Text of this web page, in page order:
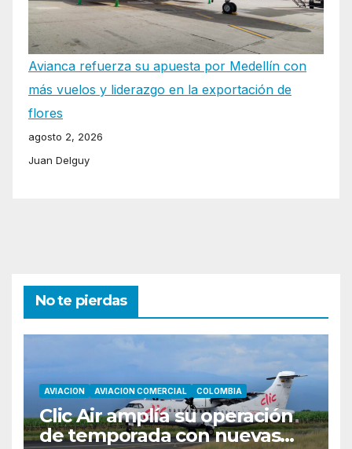
Avianca refuerza su apuesta por Medellín con
más vuelos y liderazgo en la exportación de
flores
agosto 2, 2026
Juan Delguy
No te pierdas
AVIACION AVIACION COMERCIAL COLOMBIA
Clic Air amplía su operación
de temporada con nuevas